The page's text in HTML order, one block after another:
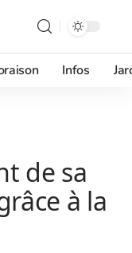
Infos
de sa
à la